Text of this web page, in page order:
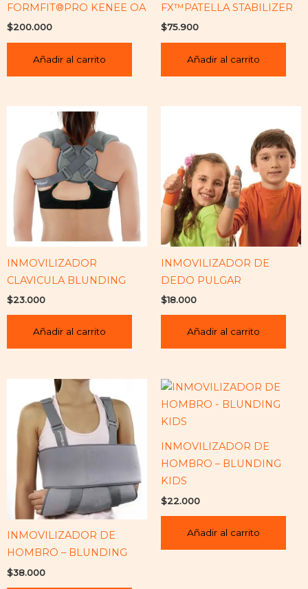
FORMFIT®PRO KENEE OA
$200.000
Añadir al carrito
FX™PATELLA STABILIZER
$75.900
Añadir al carrito
INMOVILIZADOR
CLAVICULA BLUNDING
$23.000
Añadir al carrito
INMOVILIZADOR DE
DEDO PULGAR
$18.000
Añadir al carrito
INMOVILIZADOR DE
HOMBRO – BLUNDING
$38.000
INMOVILIZADOR DE
HOMBRO – BLUNDING
KIDS
$22.000
Añadir al carrito